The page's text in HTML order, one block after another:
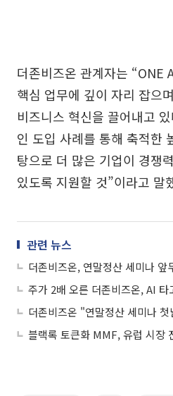
더존비즈온 관계자는 “ONE
핵심 업무에 깊이 자리 잡으
비즈니스 혁신을 끌어내고
인 도입 사례를 통해 축적한
탕으로 더 많은 기업이 경쟁
있도록 지원할 것”이라고 말
관련 뉴스
더존비즈온, 연말정산 세미나 앞
주가 2배 오른 더존비즈온, AI
블랙록 토큰화 MMF, 유럽 시장